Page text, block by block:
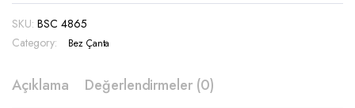
BSC
4865
quantity
SKU: BSC 4865
Category:
Bez Çanta
Açıklama Değerlendirmeler (0)